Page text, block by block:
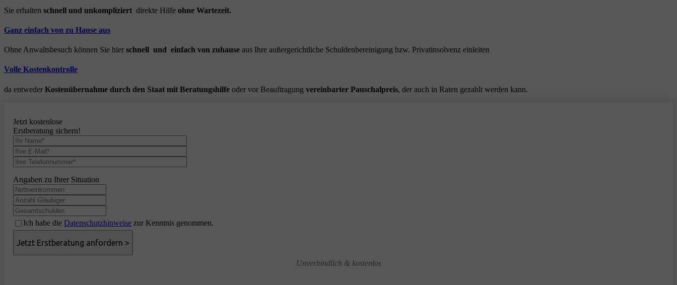
Sie erhalten schnell und unkompliziert direkte Hilfe ohne Wartezeit.
Ganz einfach von zu Hause aus
Ohne Anwaltsbesuch können Sie hier schnell und einfach von zuhause aus Ihre außergerichtliche Schuldenbereinigung bzw. Privatinsolvenz einleiten
Volle Kostenkontrolle
da entweder Kostenübernahme durch den Staat mit Beratungshilfe oder vor Beauftragung vereinbarter Pauschalpreis, der auch in Raten gezahlt werden kann.
Jetzt kostenlose
Erstberatung sichern!
Angaben zu Ihrer Situation
Ich habe die Datenschutzhinweise zur Kenntnis genommen.
Unverbindlich & kostenlos